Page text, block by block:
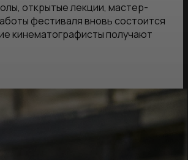
открытые лекции, мастер-
фестиваля вновь состоится
кинематографисты получают